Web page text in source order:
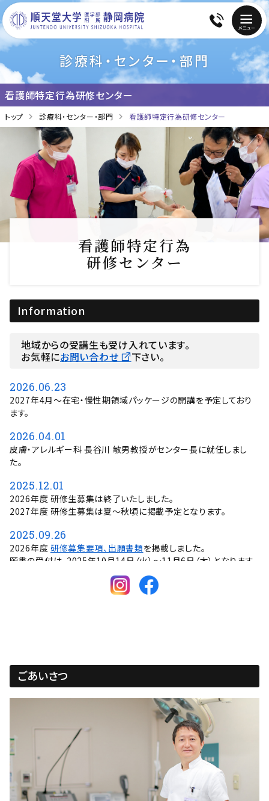
診療科・センター・部門
看護師特定行為研修センター
トップ 診療科・センター・部門 看護師特定行為研修センター
看護師特定行為
研修センター
Information
地域からの受講生も受け入れています。
お気軽にお問い合わせ 下さい。
2026.06.23
2027年4月～在宅・慢性期領域パッケージの開講を予定しており
ます。
2026.04.01
皮膚・アレルギー科 長谷川 敏男教授がセンター長に就任しまし
た。
2025.12.01
2026年度 研修生募集は終了いたしました。
2027年度 研修生募集は夏～秋頃に掲載予定となります。
2025.09.26
2026年度 研修募集要項、出願書類を掲載しました。
願書の受付は、2025年10月14日（火）～11月6日（木）となります。
2025年度 研修生募集は終了いたしました。
す。
2024.04.01
2025年度 研修生募集は夏～秋頃に掲載予定となります。
2023.11.01
2024年度 研修生募集は終了いたしました。
2023.09.13
2024年度 研修募集要項、出願書類を掲載しました。
願書の受付は、2023年10月15日（日）～10月31日（火）となりま
ごあいさつ